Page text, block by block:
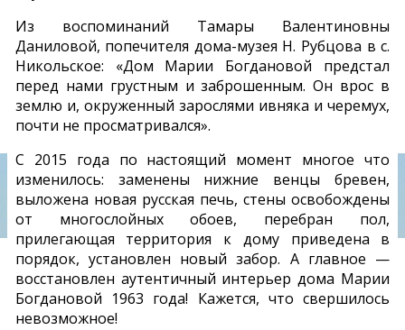
Из воспоминаний Тамары Валентиновны
Даниловой, попечителя дома-музея Н. Рубцова в с.
Никольское: «Дом Марии Богдановой предстал
перед нами грустным и заброшенным. Он врос в
землю и, окруженный зарослями ивняка и черемух,
почти не просматривался».
С 2015 года по настоящий момент многое что
изменилось: заменены нижние венцы бревен,
выложена новая русская печь, стены освобождены
от многослойных обоев, перебран пол,
прилегающая территория к дому приведена в
порядок, установлен новый забор. А главное —
восстановлен аутентичный интерьер дома Марии
Богдановой 1963 года! Кажется, что свершилось
невозможное!